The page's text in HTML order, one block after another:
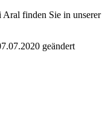
finden Sie in unserer
geändert